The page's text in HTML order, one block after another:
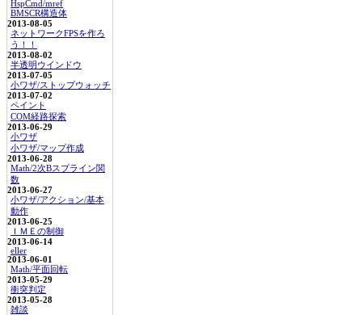
HspCmd/mref
BMSCR構造体
2013-08-05
ネットワークFPSを作ろ
う！！
2013-08-02
半透明ウインドウ
2013-07-05
小ワザ/ストップウォッチ
2013-07-02
ペイント
COM経路探索
2013-06-29
小ワザ
小ワザ/マップ作成
2013-06-28
Math/2次Bスプライン関
数
2013-06-27
小ワザ/アクション/基本
動作
2013-06-25
ＩＭＥの制御
2013-06-14
eller
2013-06-01
Math/平面回転
2013-05-29
衝突判定
2013-05-28
雑談